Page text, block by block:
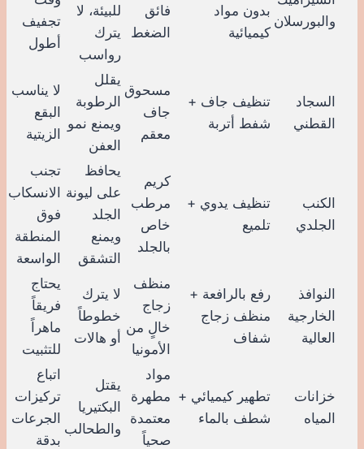
والبورسلان
بدون مواد
كيميائية
فائق
الضغط
للبيئة، لا
يترك
رواسب
تجفيف
أطول
السجاد
القطني
تنظيف جاف +
شفط أتربة
مسحوق
جاف
معقم
يقلل
الرطوبة
ويمنع نمو
العفن
لا يناسب
البقع
الزيتية
الكنب
الجلدي
تنظيف يدوي +
تلميع
كريم
مرطب
خاص
بالجلد
يحافظ
على ليونة
الجلد
ويمنع
التشقق
تجنب
الانسكاب
فوق
المنطقة
الواسعة
النوافذ
الخارجية
العالية
رفع بالرافعة +
منظف زجاج
شفاف
منظف
زجاج
خالٍ من
الأمونيا
لا يترك
خطوطاً
أو هالات
يحتاج
فريقاً
ماهراً
للتثبيت
خزانات
المياه
تطهير كيميائي +
شطف بالماء
مواد
مطهرة
معتمدة
صحياً
يقتل
البكتيريا
والطحالب
اتباع
تركيزات
الجرعات
بدقة